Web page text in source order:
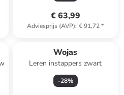
€ 63,99
Adviesprijs (AVP): € 91,72*
Wojas
Leren instappers zwart
-28%